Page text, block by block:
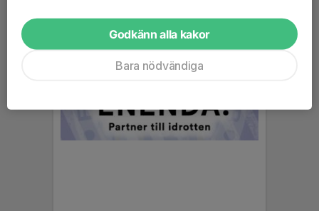
Godkänn alla kakor
Bara nödvändiga